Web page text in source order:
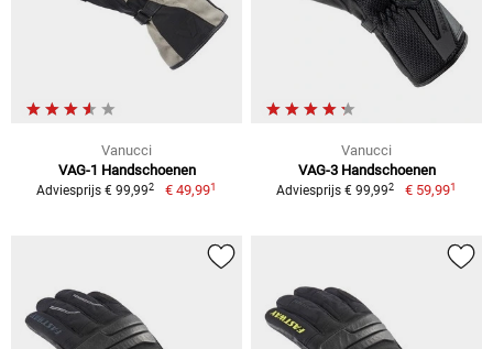
Vanucci
VAG-1 Handschoenen
Adviesprijs € 99,992 € 49,991
Vanucci
VAG-3 Handschoenen
Adviesprijs € 99,992 € 59,991